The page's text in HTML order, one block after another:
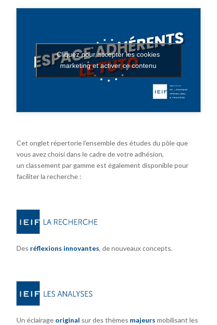
Cliquez pour accepter les cookies
marketing et activer ce contenu
Cet onglet répertorie l’ensemble des études du pôle que
vous avez choisi dans le cadre de votre adhésion,
un classement par gamme est également disponible pour
faciliter la recherche :
Des réflexions innovantes, de nouveaux concepts.
Un éclairage original sur des thèmes majeurs mobilisant les